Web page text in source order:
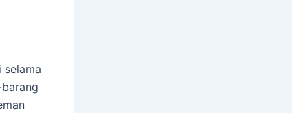
selama